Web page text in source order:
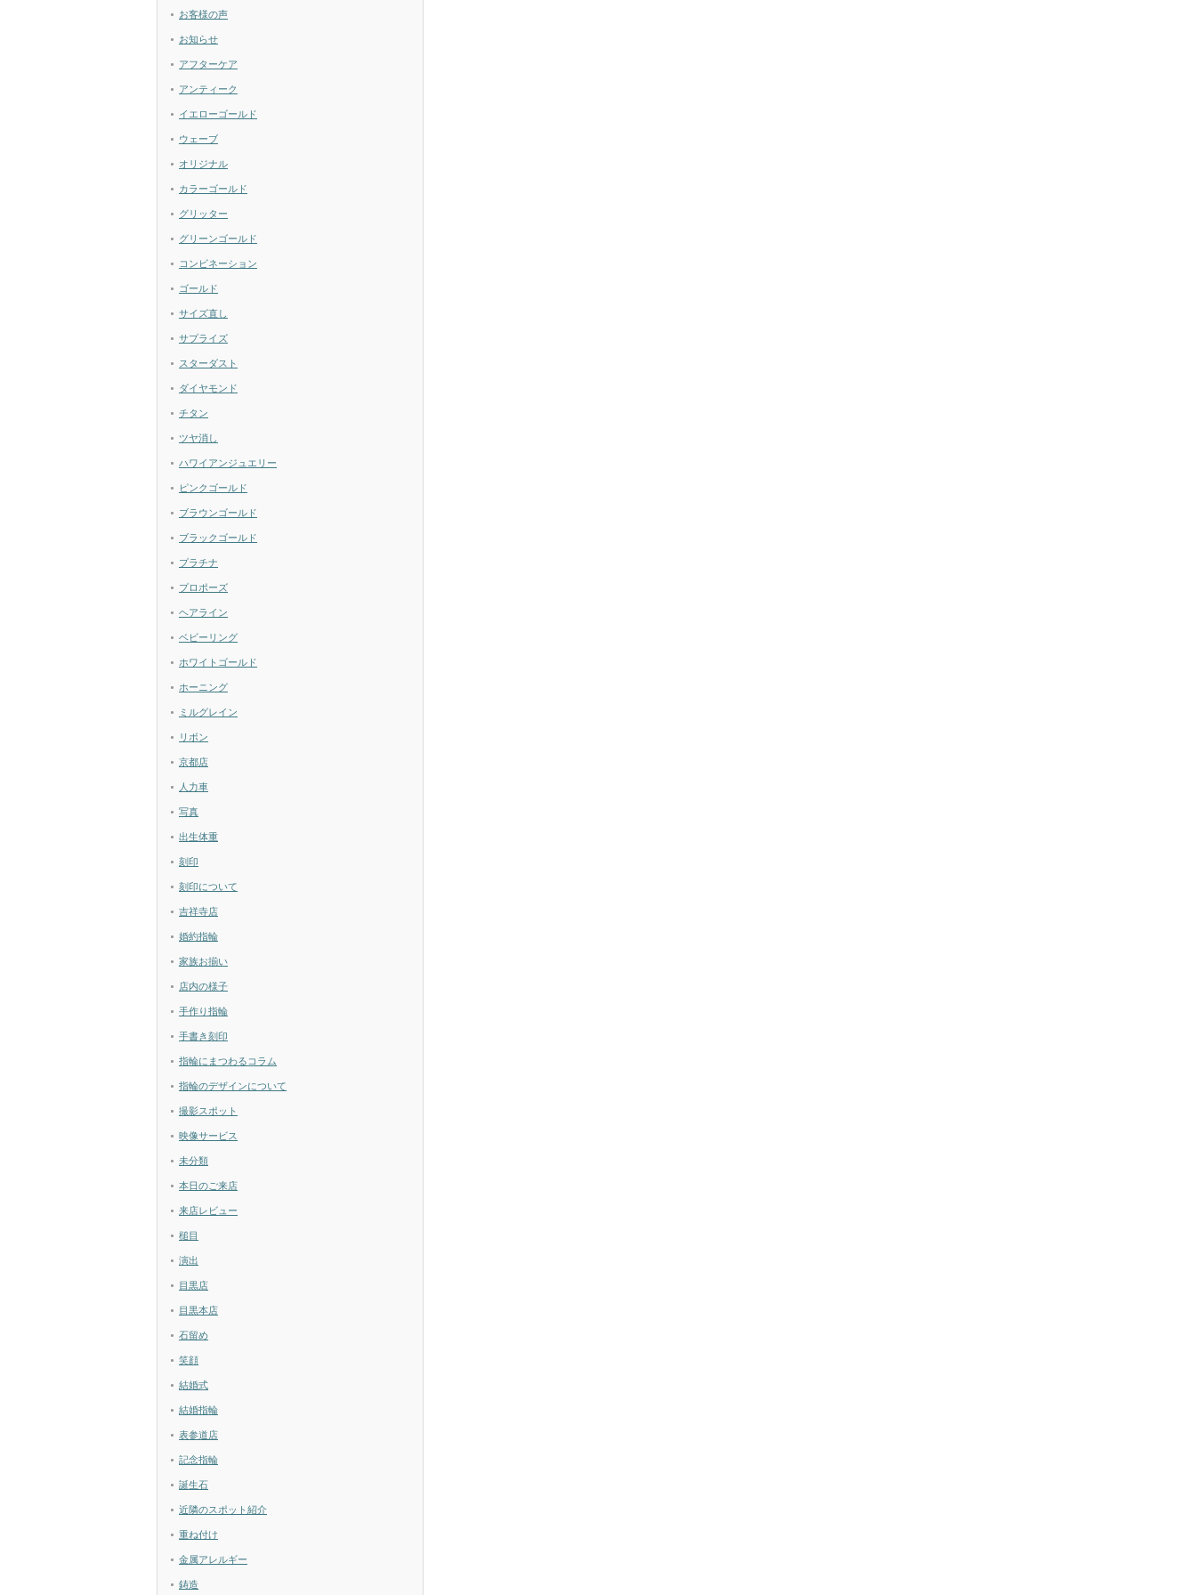
お客様の声
お知らせ
アフターケア
アンティーク
イエローゴールド
ウェーブ
オリジナル
カラーゴールド
グリッター
グリーンゴールド
コンビネーション
ゴールド
サイズ直し
サプライズ
スターダスト
ダイヤモンド
チタン
ツヤ消し
ハワイアンジュエリー
ピンクゴールド
ブラウンゴールド
ブラックゴールド
プラチナ
プロポーズ
ヘアライン
ベビーリング
ホワイトゴールド
ホーニング
ミルグレイン
リボン
京都店
人力車
写真
出生体重
刻印
刻印について
吉祥寺店
婚約指輪
家族お揃い
店内の様子
手作り指輪
手書き刻印
指輪にまつわるコラム
指輪のデザインについて
撮影スポット
映像サービス
未分類
本日のご来店
来店レビュー
槌目
演出
目黒店
目黒本店
石留め
笑顔
結婚式
結婚指輪
表参道店
記念指輪
誕生石
近隣のスポット紹介
重ね付け
金属アレルギー
鋳造